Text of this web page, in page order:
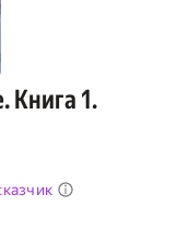
Книга 1.